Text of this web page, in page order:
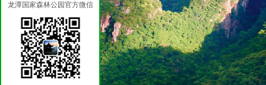
龙潭国家森林公园官方微信